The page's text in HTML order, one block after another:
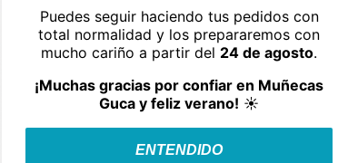
Puedes seguir haciendo tus pedidos con
total normalidad y los prepararemos con
mucho cariño a partir del 24 de agosto.
¡Muchas gracias por confiar en Muñecas
Guca y feliz verano! ☀️
ENTENDIDO